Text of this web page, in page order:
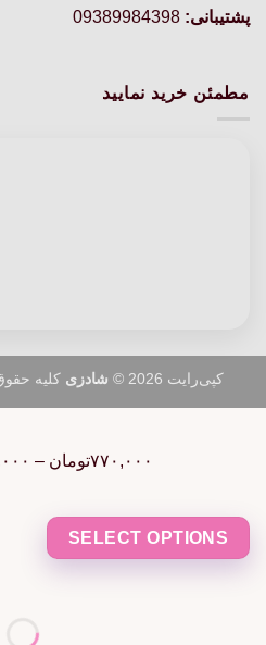
پشتیبانی:
مطمئن خرید نمایید
کپی‌رایت 2026 © شادزی کلیه
۷۷۰,۰۰۰تومان –
SELECT OPTIONS